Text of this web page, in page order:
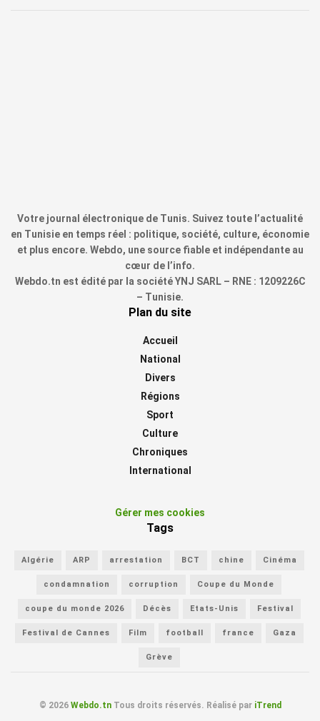
Votre journal électronique de Tunis. Suivez toute l’actualité
en Tunisie en temps réel : politique, société, culture, économie
et plus encore. Webdo, une source fiable et indépendante au
cœur de l’info.
Webdo.tn est édité par la société YNJ SARL – RNE : 1209226C
– Tunisie.
Plan du site
Accueil
National
Divers
Régions
Sport
Culture
Chroniques
International
Gérer mes cookies
Tags
Algérie ARP arrestation BCT chine Cinéma
condamnation corruption Coupe du Monde
coupe du monde 2026 Décès Etats-Unis Festival
Festival de Cannes Film football france Gaza
Grève
© 2026 Webdo.tnTous droits réservés. Réalisé par iTrend